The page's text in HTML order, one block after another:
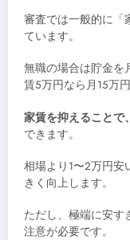
審査では一般的に「
ています。
無職の場合は貯金を
賃5万円なら月15万
家賃を抑えることで
できます。
相場より1〜2万円安
きく向上します。
ただし、極端に安す
注意が必要です。